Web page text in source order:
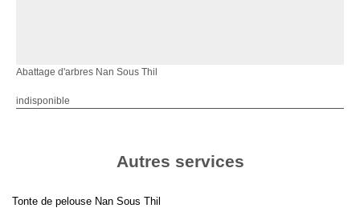
Abattage d'arbres Nan Sous Thil
indisponible
Autres services
Tonte de pelouse Nan Sous Thil